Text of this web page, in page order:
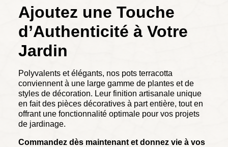
Ajoutez une Touche
d’Authenticité à Votre
Jardin
Polyvalents et élégants, nos pots terracotta
conviennent à une large gamme de plantes et de
styles de décoration. Leur finition artisanale unique
en fait des pièces décoratives à part entière, tout en
offrant une fonctionnalité optimale pour vos projets
de jardinage.
Commandez dès maintenant et donnez vie à vos